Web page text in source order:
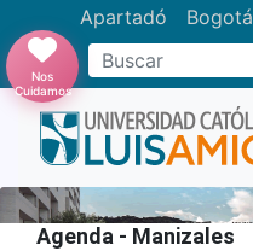
Apartadó Bogotá
Buscar
Nos
Cuidamos
Agenda - Manizales